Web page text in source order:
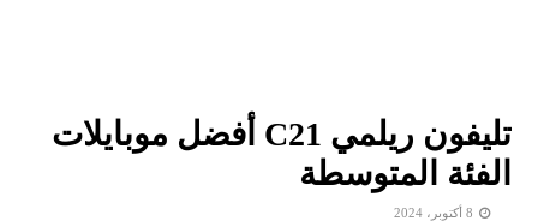
تليفون ريلمي C21 أفضل موبايلات
الفئة المتوسطة
8 أكتوبر، 2024